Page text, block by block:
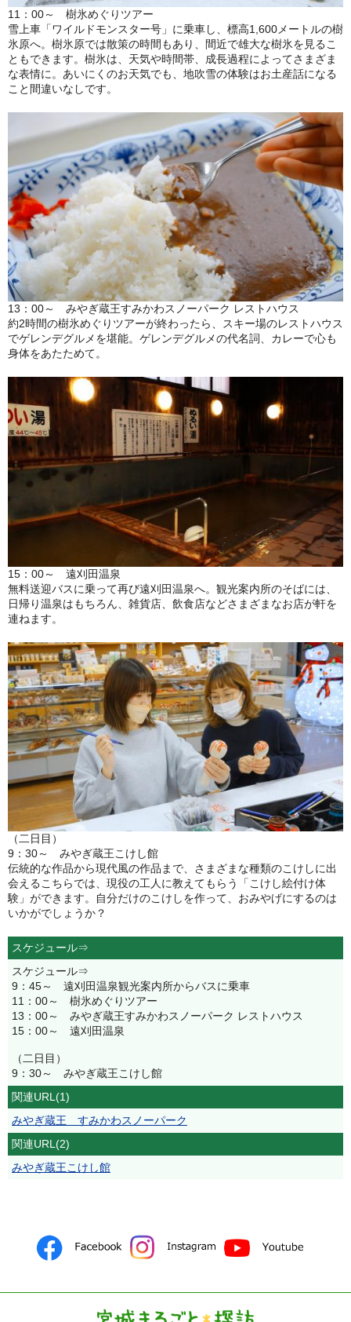
11：00～ 樹氷めぐりツアー
雪上車「ワイルドモンスター号」に乗車し、標高1,600メートルの樹
氷原へ。樹氷原では散策の時間もあり、間近で雄大な樹氷を見るこ
ともできます。樹氷は、天気や時間帯、成長過程によってさまざま
な表情に。あいにくのお天気でも、地吹雪の体験はお土産話になる
こと間違いなしです。
13：00～ みやぎ蔵王すみかわスノーパーク レストハウス
約2時間の樹氷めぐりツアーが終わったら、スキー場のレストハウス
でゲレンデグルメを堪能。ゲレンデグルメの代名詞、カレーで心も
身体をあたためて。
15：00～ 遠刈田温泉
無料送迎バスに乗って再び遠刈田温泉へ。観光案内所のそばには、
日帰り温泉はもちろん、雑貨店、飲食店などさまざまなお店が軒を
連ねます。
（二日目）
9：30～ みやぎ蔵王こけし館
伝統的な作品から現代風の作品まで、さまざまな種類のこけしに出
会えるこちらでは、現役の工人に教えてもらう「こけし絵付け体
験」ができます。自分だけのこけしを作って、おみやげにするのは
いかがでしょうか？
スケジュール⇒
スケジュール⇒
9：45～ 遠刈田温泉観光案内所からバスに乗車
11：00～ 樹氷めぐりツアー
13：00～ みやぎ蔵王すみかわスノーパーク レストハウス
15：00～ 遠刈田温泉
（二日目）
9：30～ みやぎ蔵王こけし館
関連URL(1)
みやぎ蔵王 すみかわスノーパーク
関連URL(2)
みやぎ蔵王こけし館